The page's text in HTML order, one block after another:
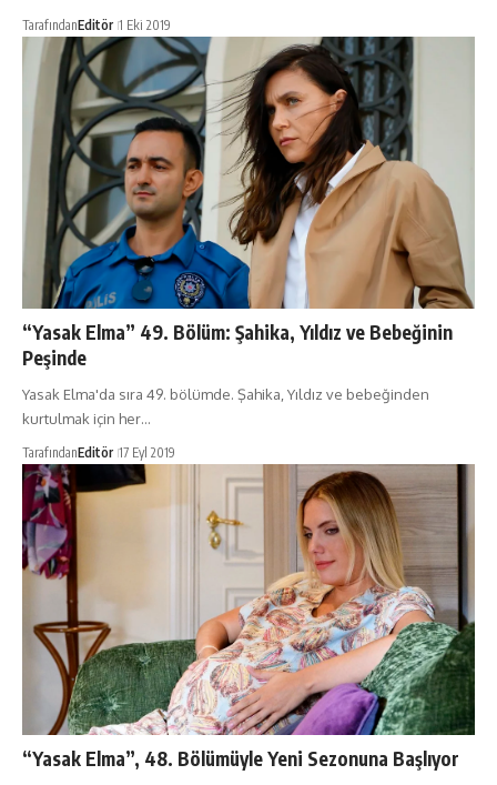
TarafındanEditör 1 Eki 2019
“Yasak Elma” 49. Bölüm: Şahika, Yıldız ve Bebeğinin
Peşinde
Yasak Elma'da sıra 49. bölümde. Şahika, Yıldız ve bebeğinden
kurtulmak için her…
TarafındanEditör 17 Eyl 2019
“Yasak Elma”, 48. Bölümüyle Yeni Sezonuna Başlıyor